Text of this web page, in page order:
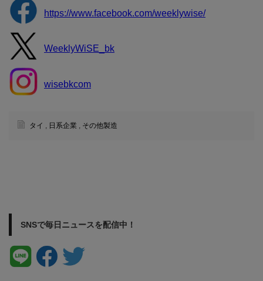
https://www.facebook.com/weeklywise/
WeeklyWiSE_bk
wisebkcom
タイ 日系企業 その他製造
SNSで毎日ニュースを配信中！